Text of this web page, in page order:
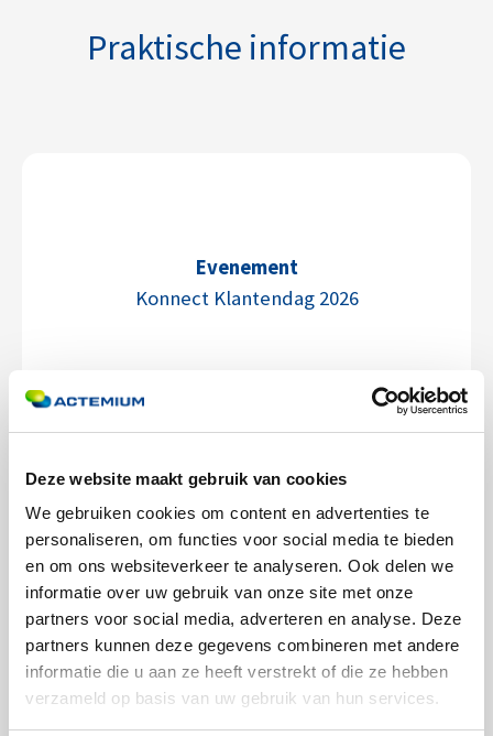
Deze website maakt gebruik van cookies
We gebruiken cookies om content en advertenties te
personaliseren, om functies voor social media te bieden
en om ons websiteverkeer te analyseren. Ook delen we
informatie over uw gebruik van onze site met onze
partners voor social media, adverteren en analyse. Deze
partners kunnen deze gegevens combineren met andere
informatie die u aan ze heeft verstrekt of die ze hebben
verzameld op basis van uw gebruik van hun services.
Praktische informatie
Evenement
Konnect Klantendag 2026
Voor wie?
Iedereen die een volgende stap wil
maken met Basic LES in combinatie met
Wholesale ERP